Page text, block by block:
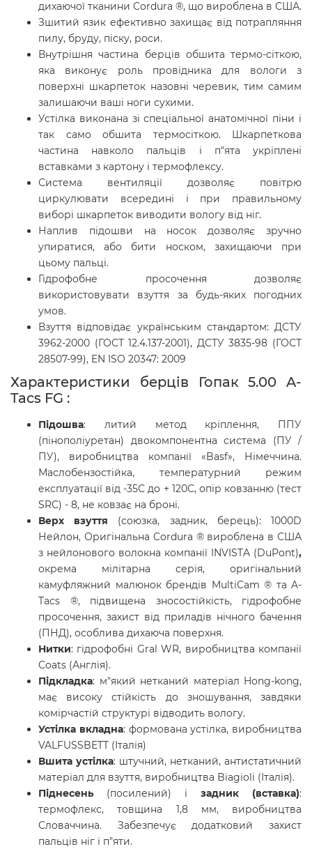
дихаючої тканини Cordura ®, що вироблена в США.
Зшитий язик ефективно захищає від потрапляння
пилу, бруду, піску, роси.
Внутрішня частина берців обшита термо-сіткою,
яка виконує роль провідника для вологи з
поверхні шкарпеток назовні черевик, тим самим
залишаючи ваші ноги сухими.
Устілка виконана зі спеціальної анатомічної піни і
так само обшита термосіткою. Шкарпеткова
частина навколо пальців і п"ята укріплені
вставками з картону і термофлексу.
Система вентиляції дозволяє повітрю
циркулювати всередині і при правильному
виборі шкарпеток виводити вологу від ніг.
Наплив підошви на носок дозволяє зручно
упиратися, або бити носком, захищаючи при
цьому пальці.
Гідрофобне просочення дозволяє
використовувати взуття за будь-яких погодних
умов.
Взуття відповідає українським стандартом: ДСТУ
3962-2000 (ГОСТ 12.4.137-2001), ДСТУ 3835-98 (ГОСТ
28507-99), EN ISO 20347: 2009
Характеристики берців Гопак 5.00 A-
Tacs FG :
Підошва: литий метод кріплення, ППУ
(пінополіуретан) двокомпонентна система (ПУ /
ПУ), виробництва компанії «Basf», Німеччина.
Маслобензостійка, температурний режим
експлуатації від -35С до + 120С, опір ковзанню (тест
SRC) - 8, не ковзає на броні.
Верх взуття (союзка, задник, берець): 1000D
Нейлон, Оригінальна Cordura ® вироблена в США
з нейлонового волокна компанії INVISTA (DuPont),
окрема мілітарна серія, оригінальний
камуфляжний малюнок брендів MultiCam ® та A-
Tacs ®, підвищена зносостійкість, гідрофобне
просочення, захист від приладів нічного бачення
(ПНД), особлива дихаюча поверхня.
Нитки: гідрофобні Gral WR, виробництва компанії
Coats (Англія).
Підкладка: м"який нетканий матеріал Hong-kong,
має високу стійкість до зношування, завдяки
комірчастій структурі відводить вологу.
Устілка вкладна: формована устілка, виробництва
VALFUSSBETT (Італія)
Вшита устілка: штучний, нетканий, антистатичний
матеріал для взуття, виробництва Biagioli (Італія).
Піднесень (посилений) і задник (вставка):
термофлекс, товщина 1,8 мм, виробництва
Словаччина. Забезпечує додатковий захист
пальців ніг і п"яти.